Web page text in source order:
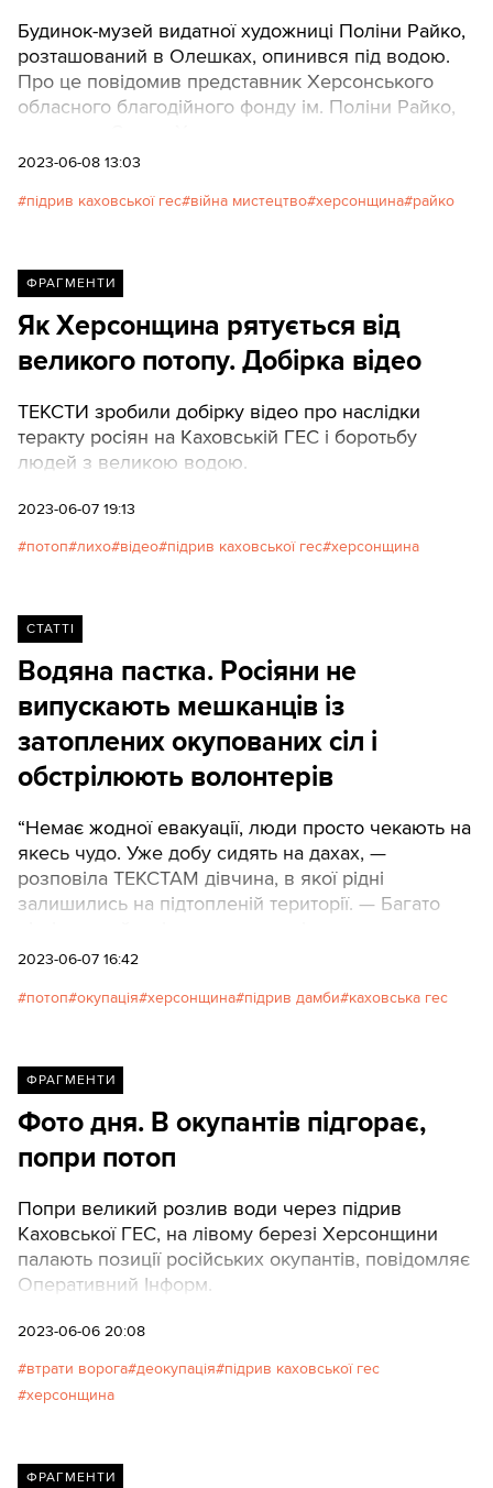
Будинок-музей видатної художниці Поліни Райко,
розташований в Олешках, опинився під водою.
Про це повідомив представник Херсонського
обласного благодійного фонду ім. Поліни Райко,
2023-06-08 13:03
підрив каховської гес війна мистецтво херсонщина райко
ФРАГМЕНТИ
Як Херсонщина рятується від
великого потопу. Добірка відео
ТЕКСТИ зробили добірку відео про наслідки
теракту росіян на Каховській ГЕС і боротьбу
людей з великою водою.
2023-06-07 19:13
потоп лихо відео підрив каховської гес херсонщина
СТАТТІ
Водяна пастка. Росіяни не
випускають мешканців із
затоплених окупованих сіл і
обстрілюють волонтерів
“Немає жодної евакуації, люди просто чекають на
якесь чудо. Уже добу сидять на дахах, —
розповіла ТЕКСТАМ дівчина, в якої рідні
залишились на підтопленій території. — Багато
потонули, і їхні тіла пізніше випливли на вулиці.
й нікого не пропускають: ні волонтерів, які їдуть
2023-06-07 16:42
потоп окупація херсонщина підрив дамби каховська гес
ФРАГМЕНТИ
Фото дня. В окупантів підгорає,
попри потоп
Попри великий розлив води через підрив
Каховської ГЕС, на лівому березі Херсонщини
палають позиції російських окупантів, повідомляє
Оперативний Інформ.
2023-06-06 20:08
втрати ворога деокупація підрив каховської гес
херсонщина
ФРАГМЕНТИ